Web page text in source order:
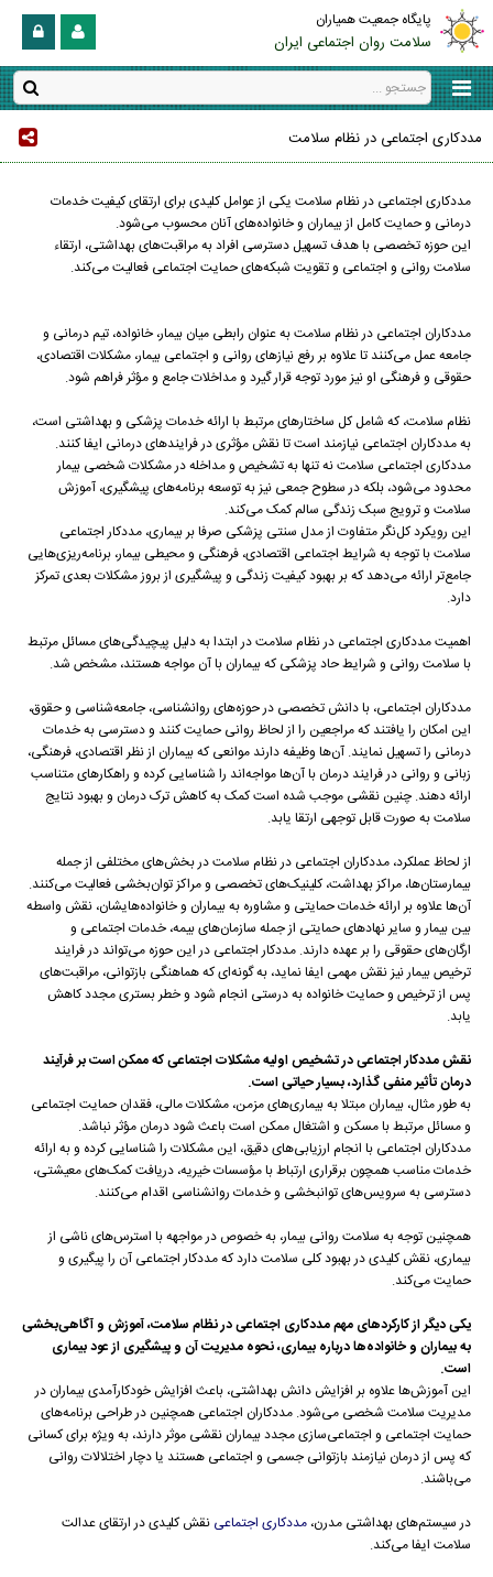
پایگاه جمعیت همیاران
سلامت روان اجتماعی ایران
مددکاری اجتماعی در نظام سلامت
مددکاری اجتماعی در نظام سلامت یکی از عوامل کلیدی برای ارتقای کیفیت خدمات
درمانی و حمایت کامل از بیماران و خانواده‌های آنان محسوب می‌شود.
این حوزه تخصصی با هدف تسهیل دسترسی افراد به مراقبت‌های بهداشتی، ارتقاء
سلامت روانی و اجتماعی و تقویت شبکه‌های حمایت اجتماعی فعالیت می‌کند.
مددکاران اجتماعی در نظام سلامت به عنوان رابطی میان بیمار، خانواده، تیم درمانی و
جامعه عمل می‌کنند تا علاوه بر رفع نیازهای روانی و اجتماعی بیمار، مشکلات اقتصادی،
حقوقی و فرهنگی او نیز مورد توجه قرار گیرد و مداخلات جامع و مؤثر فراهم شود.
نظام سلامت، که شامل کل ساختارهای مرتبط با ارائه خدمات پزشکی و بهداشتی است،
به مددکاران اجتماعی نیازمند است تا نقش مؤثری در فرایندهای درمانی ایفا کنند.
مددکاری اجتماعی سلامت نه تنها به تشخیص و مداخله در مشکلات شخصی بیمار
محدود می‌شود، بلکه در سطوح جمعی نیز به توسعه برنامه‌های پیشگیری، آموزش
سلامت و ترویج سبک زندگی سالم کمک می‌کند.
این رویکرد کل‌نگر متفاوت از مدل سنتی پزشکی صرفا بر بیماری، مددکار اجتماعی
سلامت با توجه به شرایط اجتماعی اقتصادی، فرهنگی و محیطی بیمار، برنامه‌ریزی‌هایی
جامع‌تر ارائه می‌دهد که بر بهبود کیفیت زندگی و پیشگیری از بروز مشکلات بعدی تمرکز
دارد.
اهمیت مددکاری اجتماعی در نظام سلامت در ابتدا به دلیل پیچیدگی‌های مسائل مرتبط
با سلامت روانی و شرایط حاد پزشکی که بیماران با آن مواجه هستند، مشخص شد.
مددکاران اجتماعی، با دانش تخصصی در حوزه‌های روانشناسی، جامعه‌شناسی و حقوق،
این امکان را یافتند که مراجعین را از لحاظ روانی حمایت کنند و دسترسی به خدمات
درمانی را تسهیل نمایند. آن‌ها وظیفه دارند موانعی که بیماران از نظر اقتصادی، فرهنگی،
زبانی و روانی در فرایند درمان با آن‌ها مواجه‌اند را شناسایی کرده و راهکارهای متناسب
ارائه دهند. چنین نقشی موجب شده است کمک به کاهش ترک درمان و بهبود نتایج
سلامت به صورت قابل توجهی ارتقا یابد.
از لحاظ عملکرد، مددکاران اجتماعی در نظام سلامت در بخش‌های مختلفی از جمله
بیمارستان‌ها، مراکز بهداشت، کلینیک‌های تخصصی و مراکز توان‌بخشی فعالیت می‌کنند.
آن‌ها علاوه بر ارائه خدمات حمایتی و مشاوره به بیماران و خانواده‌هایشان، نقش واسطه
بین بیمار و سایر نهادهای حمایتی از جمله سازمان‌های بیمه، خدمات اجتماعی و
ارگان‌های حقوقی را بر عهده دارند. مددکار اجتماعی در این حوزه می‌تواند در فرایند
ترخیص بیمار نیز نقش مهمی ایفا نماید، به گونه‌ای که هماهنگی بازتوانی، مراقبت‌های
پس از ترخیص و حمایت خانواده به درستی انجام شود و خطر بستری مجدد کاهش
یابد.
نقش مددکار اجتماعی در تشخیص اولیه مشکلات اجتماعی که ممکن است بر فرآیند
درمان تأثیر منفی گذارد، بسیار حیاتی است.
به طور مثال، بیماران مبتلا به بیماری‌های مزمن، مشکلات مالی، فقدان حمایت اجتماعی
و مسائل مرتبط با مسکن و اشتغال ممکن است باعث شود درمان مؤثر نباشد.
مددکاران اجتماعی با انجام ارزیابی‌های دقیق، این مشکلات را شناسایی کرده و به ارائه
خدمات مناسب همچون برقراری ارتباط با مؤسسات خیریه، دریافت کمک‌های معیشتی،
دسترسی به سرویس‌های توانبخشی و خدمات روانشناسی اقدام می‌کنند.
همچنین توجه به سلامت روانی بیمار، به خصوص در مواجهه با استرس‌های ناشی از
بیماری، نقش کلیدی در بهبود کلی سلامت دارد که مددکار اجتماعی آن را پیگیری و
حمایت می‌کند.
یکی دیگر از کارکردهای مهم مددکاری اجتماعی در نظام سلامت، آموزش و آگاهی‌بخشی
به بیماران و خانواده‌ها درباره بیماری، نحوه مدیریت آن و پیشگیری از عود بیماری
است.
این آموزش‌ها علاوه بر افزایش دانش بهداشتی، باعث افزایش خودکارآمدی بیماران در
مدیریت سلامت شخصی می‌شود. مددکاران اجتماعی همچنین در طراحی برنامه‌های
حمایت اجتماعی و اجتماعی‌سازی مجدد بیماران نقشی موثر دارند، به ویژه برای کسانی
که پس از درمان نیازمند بازتوانی جسمی و اجتماعی هستند یا دچار اختلالات روانی
می‌باشند.
در سیستم‌های بهداشتی مدرن، مددکاری اجتماعی نقش کلیدی در ارتقای عدالت
سلامت ایفا می‌کند.